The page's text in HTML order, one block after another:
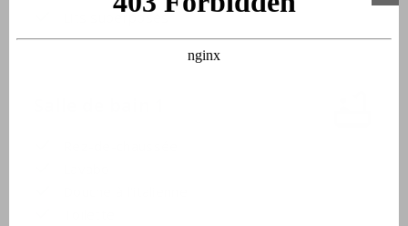
Lits superposés